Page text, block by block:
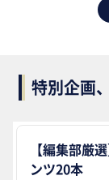
特別企画
【編集部厳
ンツ20本